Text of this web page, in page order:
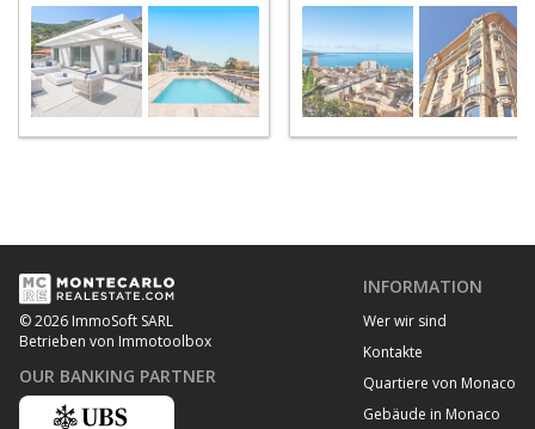
© 2026 ImmoSoft SARL
Betrieben von Immotoolbox
OUR BANKING PARTNER
INFORMATION
Wer wir sind
Kontakte
Quartiere von Monaco
Gebäude in Monaco